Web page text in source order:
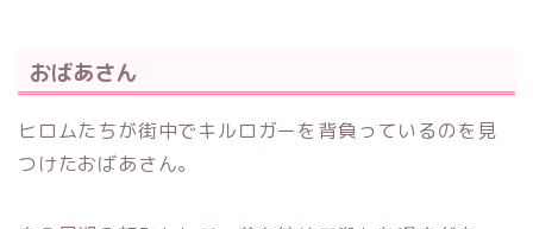
おばあさん
ヒロムたちが街中でキルロガーを背負っているのを見
つけたおばあさん。